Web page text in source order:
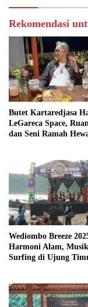
Rekomendasi
Butet Kartaredjasa
LeGareca Space,
dan Seni Ramah
Wediombo Breeze
Harmoni Alam,
Surfing di Ujung